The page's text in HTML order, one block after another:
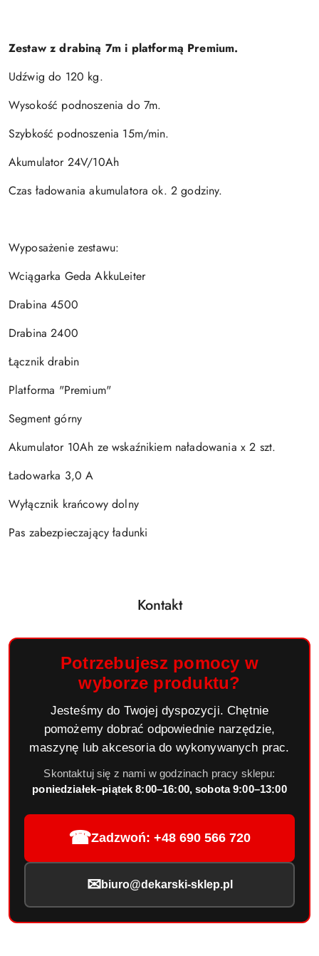
Zestaw z drabiną 7m i platformą Premium.
Udźwig do 120 kg.
Wysokość podnoszenia do 7m.
Szybkość podnoszenia 15m/min.
Akumulator 24V/10Ah
Czas ładowania akumulatora ok. 2 godziny.
Wyposażenie zestawu:
Wciągarka Geda AkkuLeiter
Drabina 4500
Drabina 2400
Łącznik drabin
Platforma "Premium"
Segment górny
Akumulator 10Ah ze wskaźnikiem naładowania x 2 szt.
Ładowarka 3,0 A
Wyłącznik krańcowy dolny
Pas zabezpieczający ładunki
Kontakt
Potrzebujesz pomocy w
wyborze produktu?
Jesteśmy do Twojej dyspozycji. Chętnie
pomożemy dobrać odpowiednie narzędzie,
maszynę lub akcesoria do wykonywanych prac.
Skontaktuj się z nami w godzinach pracy sklepu:
poniedziałek–piątek 8:00–16:00, sobota 9:00–13:00
☎Zadzwoń: +48 690 566 720
✉ biuro@dekarski-sklep.pl